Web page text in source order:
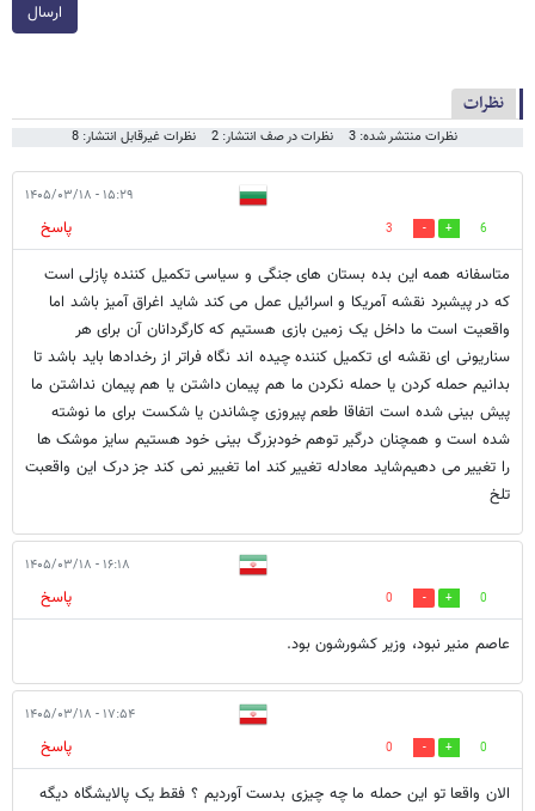
ارسال
نظرات
نظرات منتشر شده: 3 نظرات در صف انتشار: 2 نظرات غیرقابل انتشار: 8
۱۵:۲۹ - ۱۴۰۵/۰۳/۱۸
6
3
پاسخ
متاسفانه همه این بده بستان های جنگی و سیاسی تکمیل کننده پازلی است
که در پیشبرد نقشه آمریکا و اسرائیل عمل می کند شاید اغراق آمیز باشد اما
واقعیت است ما داخل یک زمین بازی هستیم که کارگردانان آن برای هر
سناریونی ای نقشه ای تکمیل کننده چیده اند نگاه فراتر از رخدادها باید باشد تا
بدانیم حمله کردن یا حمله نکردن ما هم پیمان داشتن یا هم پیمان نداشتن ما
پیش بینی شده است اتفاقا طعم پیروزی چشاندن یا شکست برای ما نوشته
شده است و همچنان درگیر توهم خودبزرگ بینی خود هستیم سایز موشک ها
را تغییر می دهیم‌شاید معادله تغییر کند اما تغییر نمی کند جز درک این واقعبت
تلخ
۱۶:۱۸ - ۱۴۰۵/۰۳/۱۸
0
0
پاسخ
عاصم منیر نبود، وزیر کشورشون بود.
۱۷:۵۴ - ۱۴۰۵/۰۳/۱۸
0
0
پاسخ
الان واقعا تو این حمله ما چه چیزی بدست آوردیم ؟ فقط یک پالایشگاه دیگه